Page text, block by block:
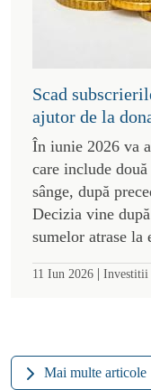
Scad
ajutor de la
În iunie 2026 va
care include
sânge, după
Decizia vine
sumelor atrase
11 Iun 2026 | Investitii
Mai multe articole